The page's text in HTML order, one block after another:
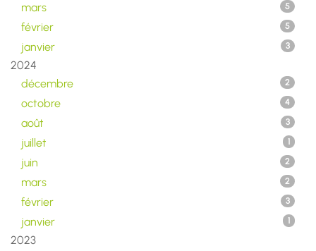
mars 5
février 5
janvier 3
2024
décembre
2
octobre 4
août 3
juillet 1
juin 2
mars 2
février 3
janvier 1
2023